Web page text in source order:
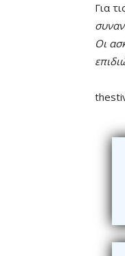
Για
Οι